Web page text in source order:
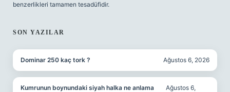
benzerlikleri tamamen tesadüfidir.
SON YAZILAR
Dominar 250 kaç tork ? Ağustos 6, 2026
Kumrunun boynundaki siyah halka ne anlama
Ağustos 6,